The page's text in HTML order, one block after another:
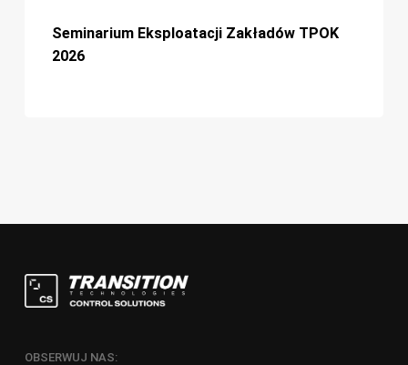
Eksploatacji
Zakładów
Seminarium Eksploatacji Zakładów TPOK
2026
OBSERWUJ NAS: